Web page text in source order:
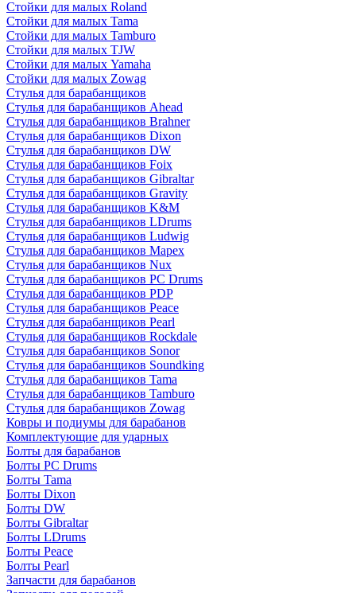
Стойки для малых Roland
Стойки для малых Tama
Стойки для малых Tamburo
Стойки для малых TJW
Стойки для малых Yamaha
Стойки для малых Zowag
Стулья для барабанщиков
Стулья для барабанщиков Ahead
Стулья для барабанщиков Brahner
Стулья для барабанщиков Dixon
Стулья для барабанщиков DW
Стулья для барабанщиков Foix
Стулья для барабанщиков Gibraltar
Стулья для барабанщиков Gravity
Стулья для барабанщиков K&M
Стулья для барабанщиков LDrums
Стулья для барабанщиков Ludwig
Стулья для барабанщиков Mapex
Стулья для барабанщиков Nux
Стулья для барабанщиков PC Drums
Стулья для барабанщиков PDP
Стулья для барабанщиков Peace
Стулья для барабанщиков Pearl
Стулья для барабанщиков Rockdale
Стулья для барабанщиков Sonor
Стулья для барабанщиков Soundking
Стулья для барабанщиков Tama
Стулья для барабанщиков Tamburo
Стулья для барабанщиков Zowag
Ковры и подиумы для барабанов
Комплектующие для ударных
Болты для барабанов
Болты PC Drums
Болты Tama
Болты Dixon
Болты DW
Болты Gibraltar
Болты LDrums
Болты Peace
Болты Pearl
Запчасти для барабанов